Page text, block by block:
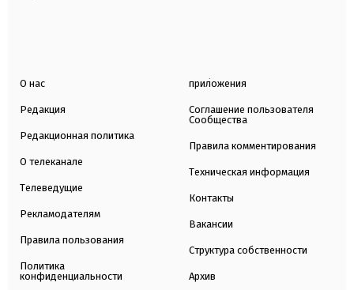
О нас
Редакция
Редакционная политика
О телеканале
Телеведущие
Рекламодателям
Правила пользования
Политика
конфиденциальности
приложения
Соглашение пользователя
Сообщества
Правила комментирования
Техническая информация
Контакты
Вакансии
Структура собственности
Архив